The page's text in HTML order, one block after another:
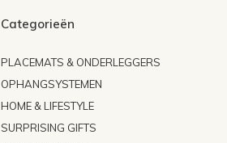
Categorieën
PLACEMATS & ONDERLEGGERS
OPHANGSYSTEMEN
HOME & LIFESTYLE
SURPRISING GIFTS